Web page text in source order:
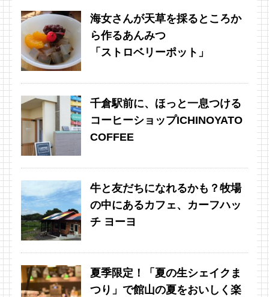
海女さんが天草を採るところか
ら作るあんみつ
「ストロベリーポット」
千倉駅前に、ほっと一息つける
コーヒーショップICHINOYATO
COFFEE
牛と友だちになれるかも？牧場
の中にあるカフェ、カーフハッ
チ ヨーヨ
夏季限定！「夏の生シェイクま
つり」で館山の夏をおいしく楽